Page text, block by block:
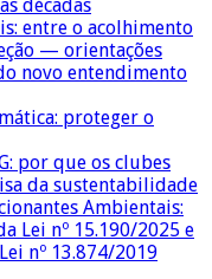
décadas
entre o acolhimento
— orientações
novo entendimento
proteger o
por que os clubes
da sustentabilidade
Ambientais:
Lei nº 15.190/2025 e
nº 13.874/2019